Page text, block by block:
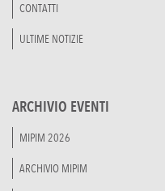
CONTATTI
ULTIME NOTIZIE
ARCHIVIO EVENTI
MIPIM 2026
ARCHIVIO MIPIM